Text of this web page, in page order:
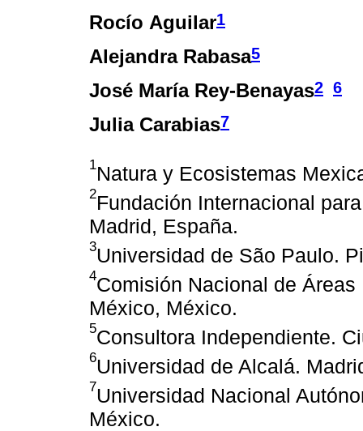
Rocío Aguilar1
Alejandra Rabasa5
José María Rey-Benayas2 6
Julia Carabias7
1Natura y Ecosistemas
2Fundación Internacional
Madrid, España.
3Universidad de São Paulo.
4Comisión Nacional de
México, México.
5Consultora Independiente.
6Universidad de Alcalá.
7Universidad Nacional
México.